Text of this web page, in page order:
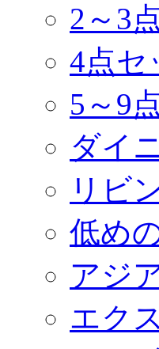
2～3
4点セ
5～9
ダイ
リビ
低め
アジ
エク